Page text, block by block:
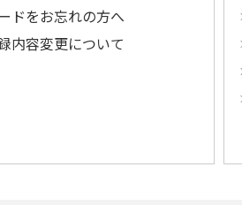
ドをお忘れの方へ
内容変更について